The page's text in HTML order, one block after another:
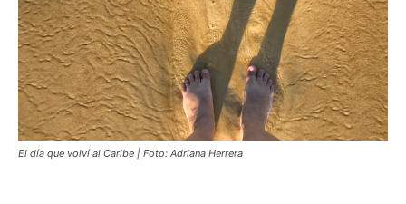
El día que volví al Caribe | Foto: Adriana Herrera